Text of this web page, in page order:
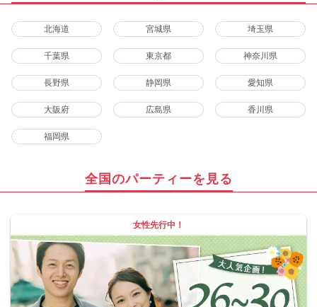
北海道 宮城県 埼玉県
千葉県 東京都 神奈川県
長野県 静岡県 愛知県
大阪府 広島県 香川県
福岡県
全国のパーティーを見る
女性先行中！